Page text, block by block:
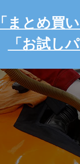
「まとめ買
「お試し